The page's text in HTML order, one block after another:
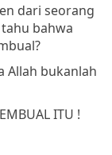
dari seorang
tahu bahwa
Allah bukanlah
ITU !